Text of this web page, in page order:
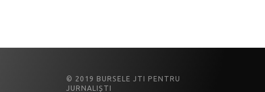
© 2019 BURSELE JTI PENTRU
JURNALIȘTI